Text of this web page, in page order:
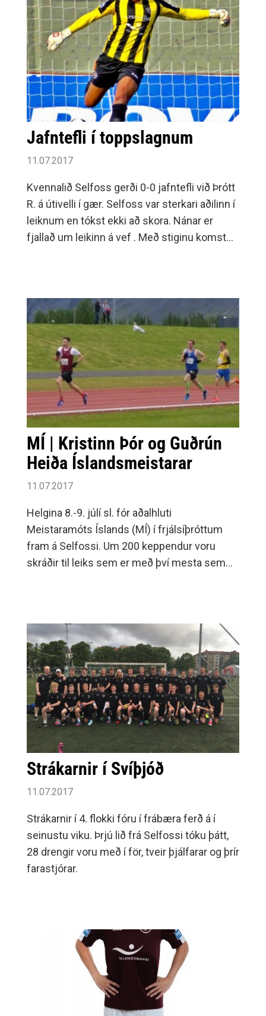
Jafntefli í toppslagnum
11.07.2017
Kvennalið Selfoss gerði 0-0 jafntefli við Þrótt
R. á útivelli í gær. Selfoss var sterkari aðilinn í
leiknum en tókst ekki að skora. Nánar er
fjallað um leikinn á vef . Með stiginu komst
MÍ | Kristinn Þór og Guðrún
Heiða Íslandsmeistarar
11.07.2017
Helgina 8.-9. júlí sl. fór aðalhluti
Meistaramóts Íslands (MÍ) í frjálsíþróttum
fram á Selfossi. Um 200 keppendur voru
skráðir til leiks sem er með því mesta sem
Strákarnir í Svíþjóð
11.07.2017
Strákarnir í 4. flokki fóru í frábæra ferð á í
seinustu viku. Þrjú lið frá Selfossi tóku þátt,
28 drengir voru með í för, tveir þjálfarar og þrír
farastjórar.